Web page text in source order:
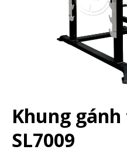
Khung
SL7009